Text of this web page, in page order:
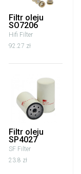
Filtr oleju
SO7206
Hifi Filter
92.27 zł
Filtr oleju
SP4027
SF Filter
23.8 zł